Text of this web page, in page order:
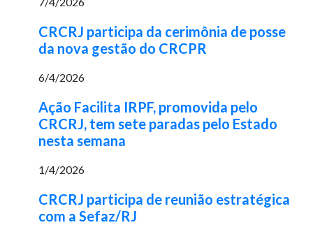
CRCRJ participa da cerimônia de posse
da nova gestão do CRCPR
6/4/2026
Ação Facilita IRPF, promovida pelo
CRCRJ, tem sete paradas pelo Estado
nesta semana
1/4/2026
CRCRJ participa de reunião estratégica
com a Sefaz/RJ